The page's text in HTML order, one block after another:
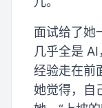
面试给了她
几乎全是
经验走在前
她觉得，自